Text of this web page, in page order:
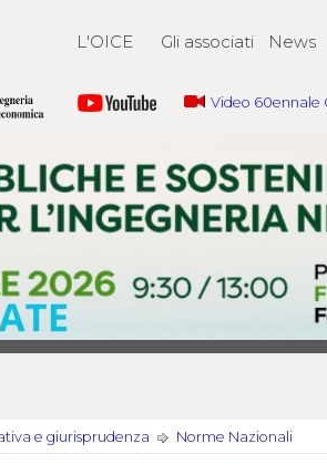
L'OICE Gli associati News
Video 60ennale
e giurisprudenza Norme Nazionali